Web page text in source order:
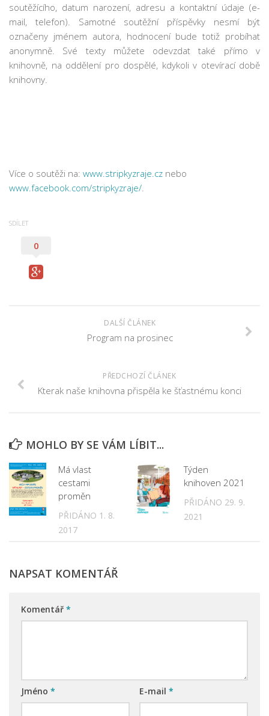
Spolupráce
Podporují nás
Doporučujeme
Akce
Nová budova
soutěžícího, datum narození, adresu a kontaktní údaje (e-
mail, telefon). Samotné soutěžní příspěvky nesmí být
označeny jménem autora, hodnocení bude totiž probíhat
anonymně. Své texty můžete odevzdat také přímo v
knihovně, na oddělení pro dospělé, kdykoli v otevírací době
knihovny.
Více o soutěži na: www.stripkyzraje.cz nebo
www.facebook.com/stripkyzraje/
SDÍLET
0
DALŠÍ ČLÁNEK
Program na prosinec
PŘEDCHOZÍ ČLÁNEK
Kterak naše knihovna přispěla ke šťastnému konci
MOHLO BY SE VÁM LÍBIT...
Má vlast
cestami
proměn
PŘIDÁNO 1. 8.
2017
Týden
knihoven 2021
PŘIDÁNO 29. 9.
2021
NAPSAT KOMENTÁŘ
Komentář *
Jméno * E-mail *